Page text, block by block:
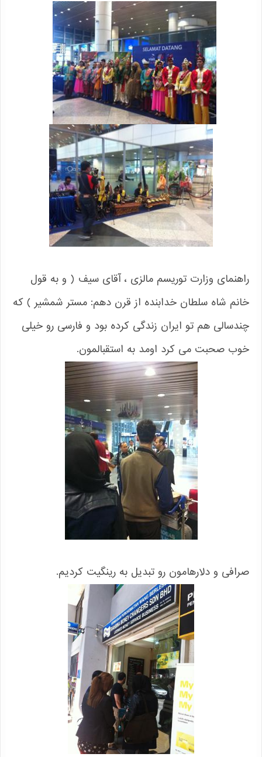
راهنمای وزارت توریسم مالزی ، آقای سیف ( و به قول
خانم شاه سلطان خدابنده از قرن دهم: مستر شمشیر ) که
چندسالی هم تو ایران زندگی کرده بود و فارسی رو خیلی
خوب صحبت می کرد اومد به استقبالمون.
صرافی و دلارهامون رو تبدیل به رینگیت کردیم.